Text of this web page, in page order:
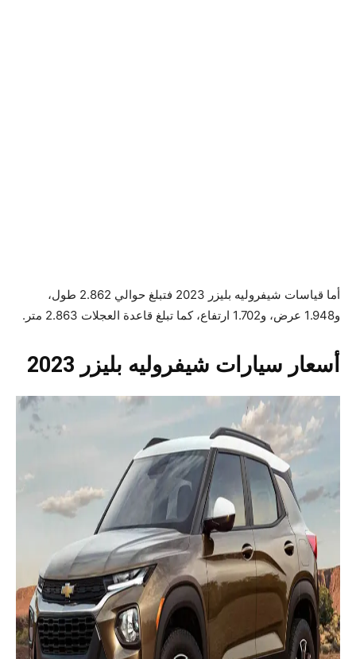
أما قياسات شيفروليه بليزر 2023 فتبلغ حوالي 2.862 طول،
و1.948 عرض، و1.702 ارتفاع، كما تبلغ قاعدة العجلات 2.863 متر.
أسعار سيارات شيفروليه بليزر 2023